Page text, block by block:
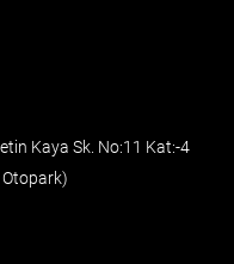
Kaya Sk. No:11 Kat:-4